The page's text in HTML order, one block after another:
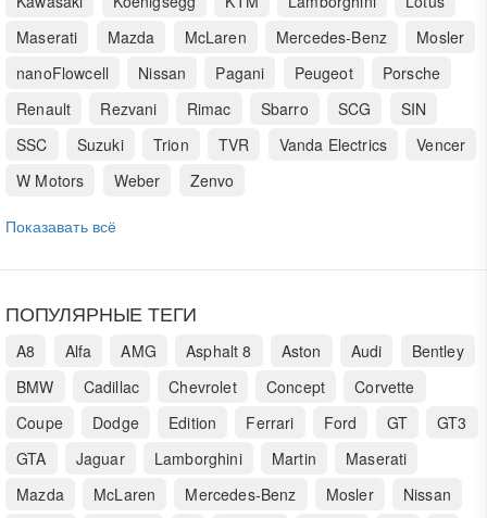
Maserati
Mazda McLaren Mercedes-Benz
Mosler
nanoFlowcell
Nissan Pagani Peugeot
Porsche
Renault
Rezvani Rimac Sbarro SCG
SIN
SSC
Suzuki Trion TVR Vanda Electrics
Vencer
W Motors
Weber Zenvo
Показавать всё
ПОПУЛЯРНЫЕ ТЕГИ
A8 Alfa AMG Asphalt 8 Aston Audi
Bentley
BMW
Cadillac Chevrolet Concept
Corvette
Coupe
Dodge Edition Ferrari Ford GT
GT3
GTA
Jaguar Lamborghini Martin
Maserati
Mazda
McLaren Mercedes-Benz Mosler
Nissan